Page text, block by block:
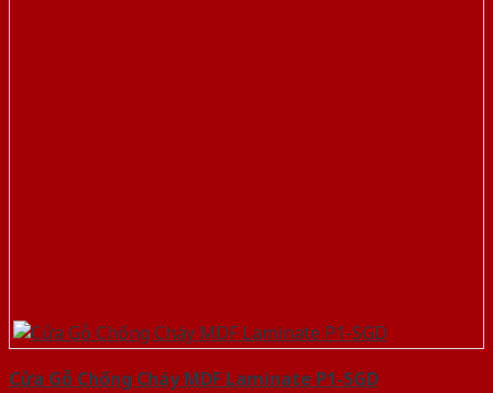
Cửa Gỗ Chống Cháy MDF Laminate P1-SGD